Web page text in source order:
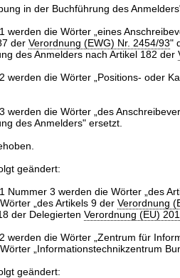
in der Buchführung des
werden die Wörter „eines
der Verordnung (EWG) Nr. 2454/93"
des Anmelders nach Artikel 182 der
werden die Wörter „Positions- oder
werden die Wörter „des
des Anmelders" ersetzt.
geändert:
Nummer 3 werden die Wörter „des
„des Artikels 9 der Verordnung
der Delegierten Verordnung (EU)
werden die Wörter „Zentrum für
„Informationstechnikzentrum
geändert: